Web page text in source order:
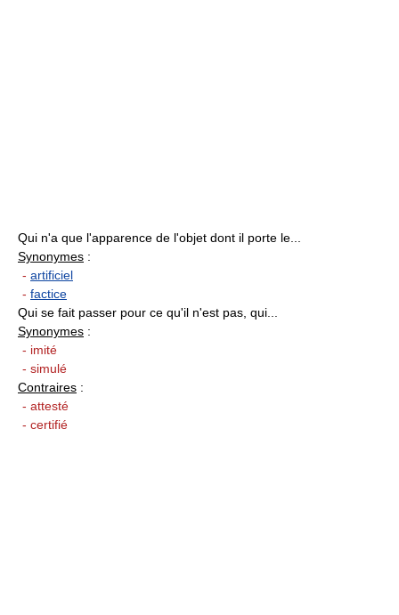
Qui n'a que l'apparence de l'objet dont il porte le...
Synonymes :
- artificiel
- factice
Qui se fait passer pour ce qu'il n'est pas, qui...
Synonymes :
- imité
- simulé
Contraires :
- attesté
- certifié